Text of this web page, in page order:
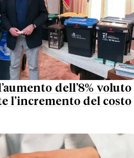
dell’8% voluto
l’incremento del costo